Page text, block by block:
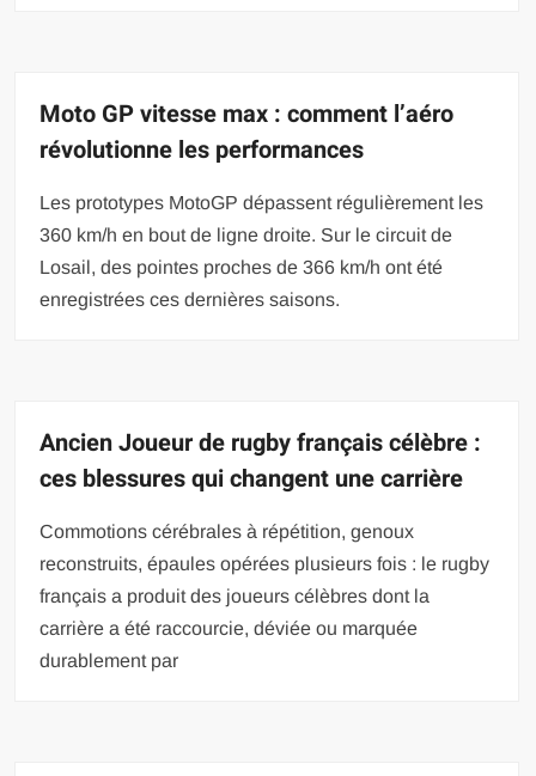
Moto GP vitesse max : comment l’aéro
révolutionne les performances
Les prototypes MotoGP dépassent régulièrement les
360 km/h en bout de ligne droite. Sur le circuit de
Losail, des pointes proches de 366 km/h ont été
enregistrées ces dernières saisons.
Ancien Joueur de rugby français célèbre :
ces blessures qui changent une carrière
Commotions cérébrales à répétition, genoux
reconstruits, épaules opérées plusieurs fois : le rugby
français a produit des joueurs célèbres dont la
carrière a été raccourcie, déviée ou marquée
durablement par